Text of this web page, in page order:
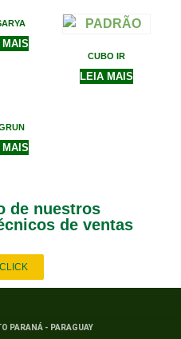
CUBO IR
LEIA MAIS
de nuestros
de ventas
PARANÁ - PARAGUAY